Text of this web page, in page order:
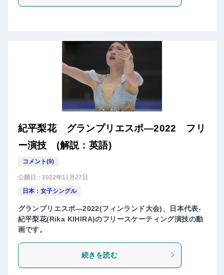
紀平梨花 グランプリエスポ―2022 フリ
ー演技 (解説：英語)
コメント(9)
公開日： 2022年11月27日
日本：女子シングル
グランプリエスポ―2022(フィンランド大会)、日本代表-
紀平梨花(Rika KIHIRA)のフリースケーティング演技の動
画です。
続きを読む